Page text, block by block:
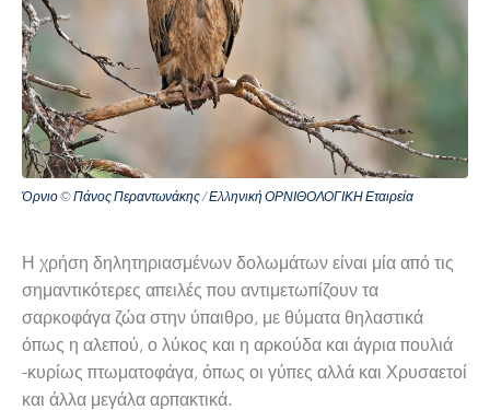
Όρνιο © Πάνος Περαντωνάκης / Ελληνική ΟΡΝΙΘΟΛΟΓΙΚΗ Εταιρεία
Η χρήση δηλητηριασμένων δολωμάτων είναι μία από τις
σημαντικότερες απειλές που αντιμετωπίζουν τα
σαρκοφάγα ζώα στην ύπαιθρο, με θύματα θηλαστικά
όπως η αλεπού, ο λύκος και η αρκούδα και άγρια πουλιά
-κυρίως πτωματοφάγα, όπως οι γύπες αλλά και Χρυσαετοί
και άλλα μεγάλα αρπακτικά.